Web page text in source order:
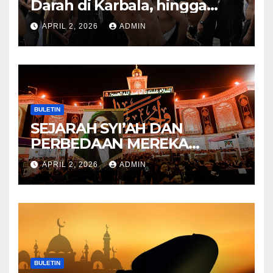
Darah di Karbala, hingga
Lahirnya Sekte-sekte serta
Mitos Imam Gaib
APRIL 2, 2026 ADMIN
BULETIN
SEJARAH SYI’AH DAN
PERBEDAAN MEREKA
ANTARA DULU DAN
SEKARANG
APRIL 2, 2026 ADMIN
BULETIN